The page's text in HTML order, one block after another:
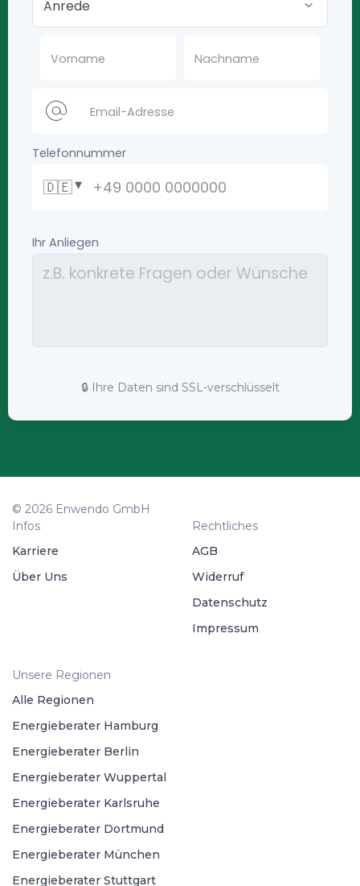
🔒 Ihre Daten sind SSL-verschlüsselt
© 2026 Enwendo GmbH
Infos
Karriere
Über Uns
Rechtliches
AGB
Widerruf
Datenschutz
Impressum
Unsere Regionen
Alle Regionen
Energieberater Hamburg
Energieberater Berlin
Energieberater Wuppertal
Energieberater Karlsruhe
Energieberater Dortmund
Energieberater München
Energieberater Stuttgart